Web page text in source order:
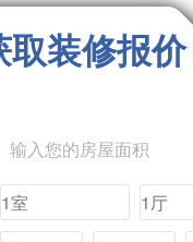
取装修报价